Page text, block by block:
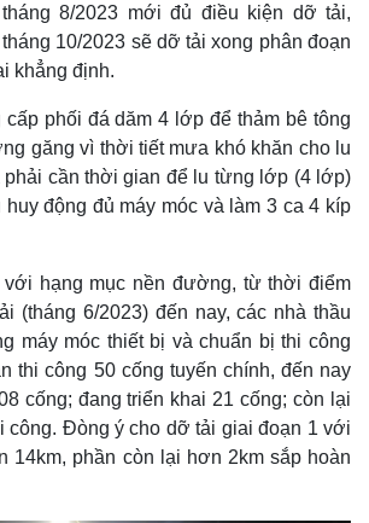
Multimedia
Video
Ảnh
E-Magazine
Infographic
8/2023 mới đủ điều kiện dỡ tải,
10/2023 sẽ dỡ tải xong phân đoạn
khẳng định.
cấp phối đá dăm 4 lớp để thảm bê tông
găng vì thời tiết mưa khó khăn cho lu
phải cần thời gian để lu từng lớp (4 lớp)
huy động đủ máy móc và làm 3 ca 4 kíp
với hạng mục nền đường, từ thời điểm
(tháng 6/2023) đến nay, các nhà thầu
máy móc thiết bị và chuẩn bị thi công
thi công 50 cống tuyến chính, đến nay
cống; đang triển khai 21 cống; còn lại
công. Đòng ý cho dỡ tải giai đoạn 1 với
14km, phần còn lại hơn 2km sắp hoàn